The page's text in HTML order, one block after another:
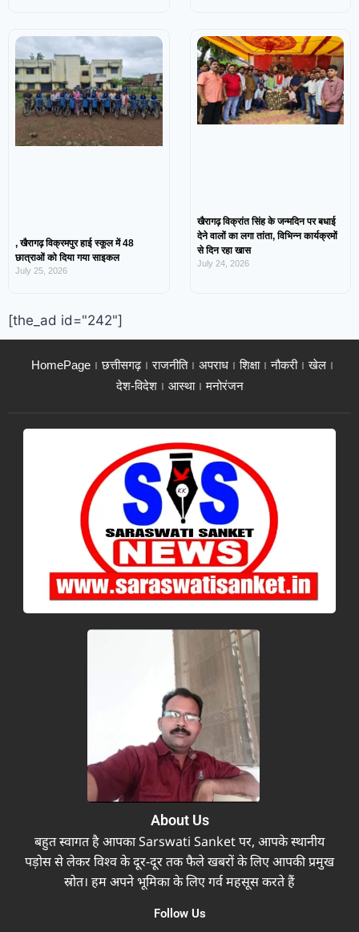
, खैरागढ़ विक्रमपुर हाई स्कूल में 48
छात्राओं को दिया गया साइकल
July 25, 2026
खैरागढ़ विक्रांत सिंह के जन्मदिन पर बधाई
देने वालों का लगा तांता, विभिन्न कार्यक्रमों
से दिन रहा खास
July 24, 2026
[the_ad id="242"]
HomePage छत्तीसगढ़ राजनीति अपराध शिक्षा नौकरी
खेल
देश-विदेश
आस्था मनोरंजन
About Us
बहुत स्वागत है आपका Sarswati Sanket पर, आपके स्थानीय
पड़ोस से लेकर विश्व के दूर-दूर तक फैले खबरों के लिए आपकी प्रमुख
स्रोत। हम अपने भूमिका के लिए गर्व महसूस करते हैं
Follow Us